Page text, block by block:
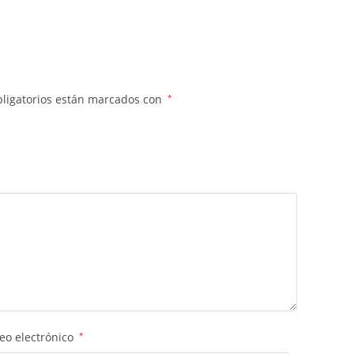
están marcados con *
electrónico *